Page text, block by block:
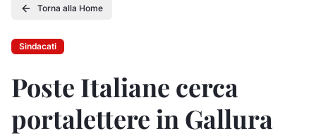
Torna alla Home
Sindacati
Poste Italiane cerca
portalettere in Gallura